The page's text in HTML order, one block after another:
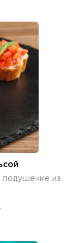
подушечке из